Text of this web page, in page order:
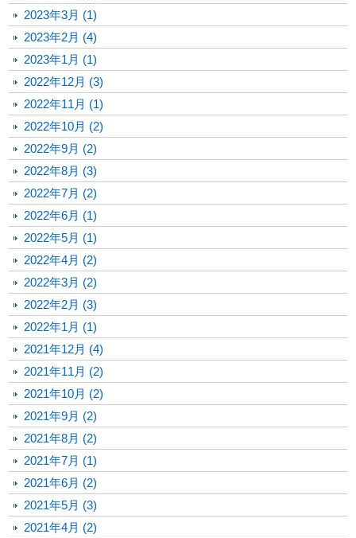
2023年3月 (1)
2023年2月 (4)
2023年1月 (1)
2022年12月 (3)
2022年11月 (1)
2022年10月 (2)
2022年9月 (2)
2022年8月 (3)
2022年7月 (2)
2022年6月 (1)
2022年5月 (1)
2022年4月 (2)
2022年3月 (2)
2022年2月 (3)
2022年1月 (1)
2021年12月 (4)
2021年11月 (2)
2021年10月 (2)
2021年9月 (2)
2021年8月 (2)
2021年7月 (1)
2021年6月 (2)
2021年5月 (3)
2021年4月 (2)